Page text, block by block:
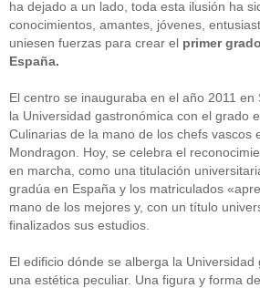
ha dejado a un lado, toda esta ilusión ha
conocimientos, amantes, jóvenes,
uniesen fuerzas para crear el primer
España.
El centro se inauguraba en el año 2011
la Universidad gastronómica con el grado
Culinarias de la mano de los chefs vascos
Mondragon. Hoy, se celebra el
en marcha, como una titulación
gradúa en España y los matriculados
mano de los mejores y, con un título
finalizados sus estudios.
El edificio dónde se alberga la
una estética peculiar. Una figura y forma